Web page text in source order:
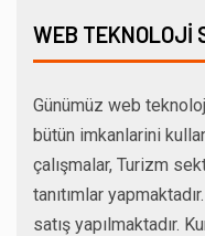
WEB TEKNOLOJI
Günümüz web
bütün imkanlarini
çalışmalar, Turizm
tanıtımlar
satış yapılmaktadır.